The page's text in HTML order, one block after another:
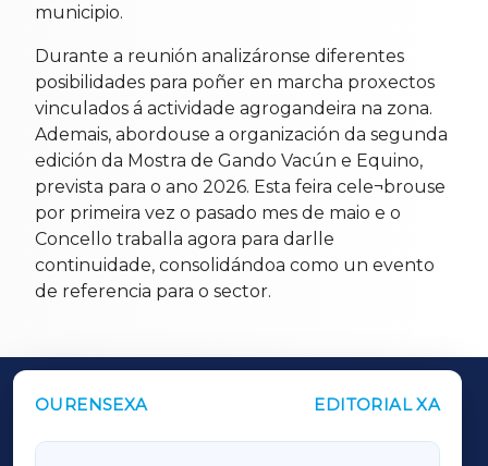
municipio.
Durante a reunión analizáronse diferentes
posibilidades para poñer en marcha proxectos
vinculados á actividade agrogandeira na zona.
Ademais, abordouse a organización da segunda
edición da Mostra de Gando Vacún e Equino,
prevista para o ano 2026. Esta feira cele¬brouse
por primeira vez o pasado mes de maio e o
Concello traballa agora para darlle
continuidade, consolidándoa como un evento
de referencia para o sector.
OURENSEXA EDITORIAL XA
OUTROS PERIÓDICOS